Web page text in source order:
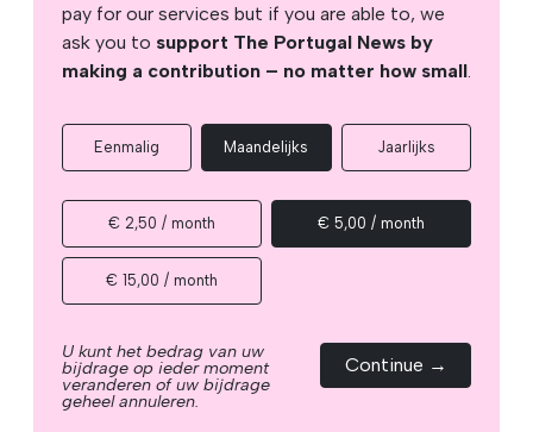
pay for our services but if you are able to, we
ask you to support The Portugal News by
making a contribution – no matter how small.
Eenmalig Maandelijks Jaarlijks
€ 2,50 / month € 5,00 / month
€ 15,00 / month
U kunt het bedrag van uw
bijdrage op ieder moment
veranderen of uw bijdrage
geheel annuleren.
Continue →